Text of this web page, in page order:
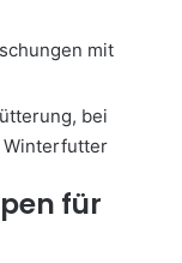
mit
bei
Winterfutter
für